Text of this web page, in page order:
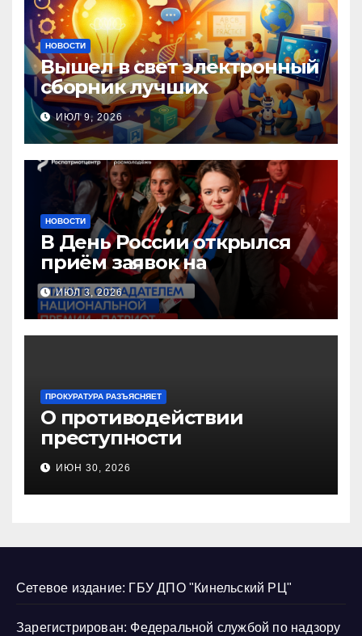
НОВОСТИ
Вышел в свет электронный
сборник лучших
инновационных практик
педагогов дошкольного
образования!
ИЮЛ 9, 2026
НОВОСТИ
В День России открылся
приём заявок на
Национальную премию
«Патриот»
ИЮЛ 3, 2026
ПРОКУРАТУРА РАЗЪЯСНЯЕТ
О противодействии
преступности
несовершеннолетних и
нарушению их прав
ИЮН 30, 2026
Сетевое издание: ГБУ ДПО "Кинельский РЦ"
Зарегистрирован: Федеральной службой по надзору